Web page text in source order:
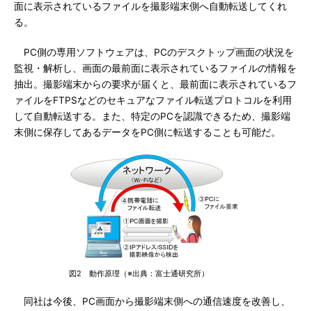
面に表示されているファイルを撮影端末側へ自動転送してくれ
る。
PC側の専用ソフトウェアは、PCのデスクトップ画面の状況を
監視・解析し、画面の最前面に表示されているファイルの情報を
抽出。撮影端末からの要求が届くと、最前面に表示されているフ
ァイルをFTPSなどのセキュアなファイル転送プロトコルを利用
して自動転送する。また、特定のPCを認識できるため、撮影端
末側に保存してあるデータをPC側に転送することも可能だ。
図2 動作原理（※出典：富士通研究所）
同社は今後、PC画面から撮影端末側への通信速度を改善し、